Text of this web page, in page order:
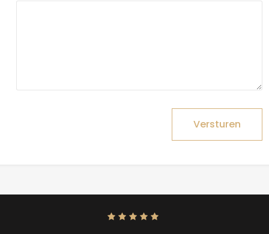
Versturen